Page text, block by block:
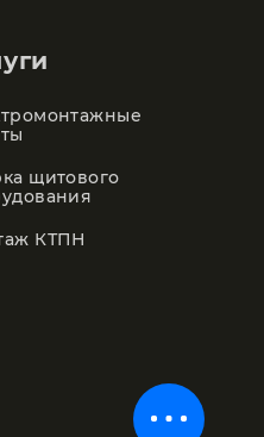
щитового
КТПН